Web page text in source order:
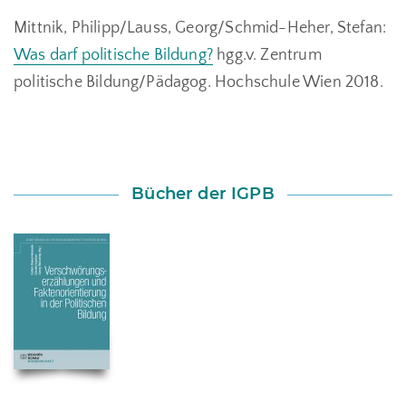
Mittnik, Philipp/Lauss, Georg/Schmid-Heher, Stefan:
Was darf politische Bildung? hgg.v. Zentrum
politische Bildung/Pädagog. Hochschule Wien 2018.
Bücher der IGPB